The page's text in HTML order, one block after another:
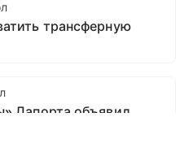
трансферную
Лапорта объявил